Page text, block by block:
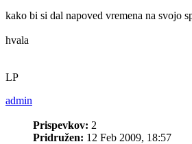
kako bi si dal napoved vremena na svojo
hvala
LP
admin
Prispevkov: 2
Pridružen: 12 Feb 2009, 18:57